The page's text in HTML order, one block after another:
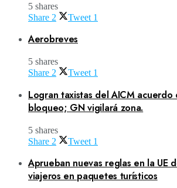
5 shares
Share 2 Tweet 1
Aerobreves
5 shares
Share 2 Tweet 1
Logran taxistas del AICM acuerdo
bloqueo; GN vigilará zona.
5 shares
Share 2 Tweet 1
Aprueban nuevas reglas en la UE
viajeros en paquetes turísticos